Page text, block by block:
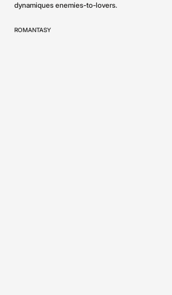
dynamiques enemies-to-lovers.
ROMANTASY